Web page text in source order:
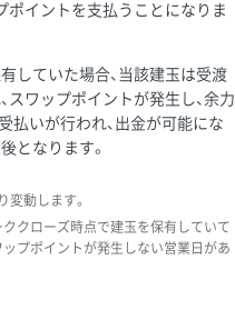
ポイントを支払うことになりま
していた場合、当該建玉は受渡
スワップポイントが発生し、余力
払いが行われ、出金が可能にな
となります。
動します。
クローズ時点で建玉を保有していて
プポイントが発生しない営業日があ